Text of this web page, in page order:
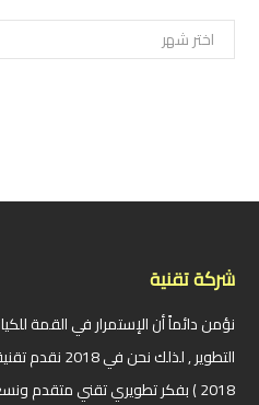
الأرشيف
شركة تقنية
نؤمن دائماً أن الإستمرار في القمة
2018 ) بفكر تطويري تقني متقدم